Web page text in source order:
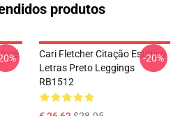
produtos
Cari Fletcher Citação Estética
Letras Preto Leggings
RB1512
-20%